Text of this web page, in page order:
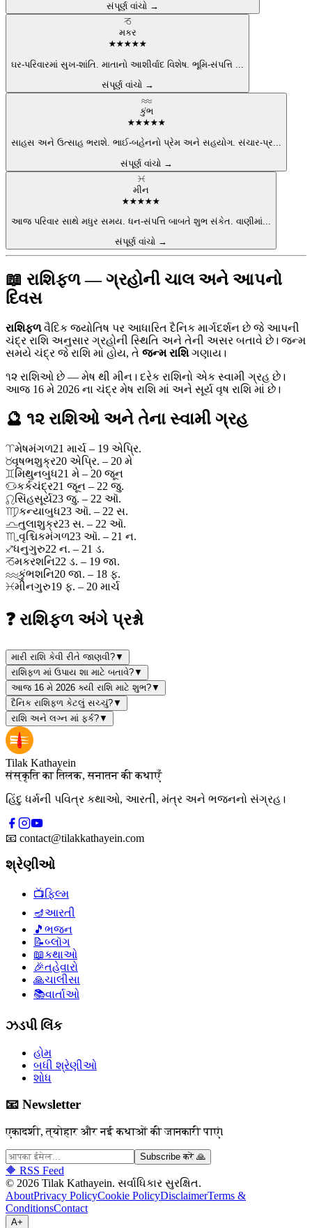
સંપૂર્ણ વાંચો →
♑
મકર
★★★★★
ઘર-પરિવારમાં સુખ-શાંતિ. માતાનો આશીર્વાદ વિશેષ. ભૂમિ-સંપત્તિ
સંપૂર્ણ વાંચો →
♒
કુંભ
★★★★★
સાહસ અને ઉત્સાહ ભરાશે. ભાઈ-બહેનનો પ્રેમ અને સહયોગ. સંચાર-પ્ર...
સંપૂર્ણ વાંચો →
♓
મીન
★★★★★
આજ પરિવાર સાથે મધુર સમય. ધન-સંપત્તિ બાબતે શુભ સંકેત. વાણીમાં
સંપૂર્ણ વાંચો →
📖 રાશિફળ — ગ્રહોની ચાલ અને આપનો
દિવસ
રાશિફળવૈદિક જ્યોતિષ પર આધારિત દૈનિક માર્ગદર્શન છે જે આપની
ચંદ્ર રાશિ અનુસાર ગ્રહોની સ્થિતિ અને તેની અસર બતાવે છે। જન્મ
સમયે ચંદ્ર જે રાશિ માં હોય, તે જન્મ રાશિગણાય।
૧૨ રાશિઓ છે — મેષ થી મીન। દરેક રાશિનો એક સ્વામી ગ્રહ છે।
આજ 16 મે 2026 ના ચંદ્ર મેષ રાશિ માં અને સૂર્ય વૃષ રાશિ માં છે।
🔮 ૧૨ રાશિઓ અને તેના સ્વામી ગ્રહ
♈મેષમંગળ21 માર્ચ – 19 એપ્રિ.
♉વૃષભશુક્ર20 એપ્રિ. – 20 મે
♊મિથુનબુધ21 મે – 20 જૂન
♋કર્કચંદ્ર21 જૂન – 22 જુ.
♌સિંહસૂર્ય23 જુ. – 22 ઑ.
♍કન્યાબુધ23 ઑ. – 22 સ.
♎તુલાશુક્ર23 સ. – 22 ઑ.
♏ વૃશ્ચિકમંગળ23 ઑ. – 21 ન.
♐ધનુગુરુ22 ન. – 21 ડ.
♑મકરશનિ22 ડ. – 19 જા.
♒કુંભશનિ20 જા. – 18 ફ.
♓મીનગુરુ19 ફ. – 20 માર્ચ
❓ રાશિફળ અંગે પ્રશ્નો
મારી રાશિ કેવી રીતે જાણવી?▼
રાશિફળ માં ઉપાય શા માટે બતાવે?▼
આજ 16 મે 2026 ક્યી રાશિ માટે શુભ?▼
દૈનિક રાશિફળ કેટલું સચ્ચું?▼
રાશિ અને લગ્ન માં ફર્ક?▼
Tilak Kathayein
संस्कृति का तिलक, सनातन की कथाएँ
હિંદુ ધર્મની પવિત્ર કથાઓ, આરતી, મંત્ર અને ભજનનો સંગ્રહ।
📧 contact@tilakkathayein.com
શ્રેણીઓ
📺ફિલ્મ
🪔આરતી
🎵 ભજન
📝બ્લૉગ
📖કથાઓ
🎉તહેવારો
🙏ચાલીસા
📚વાર્તાઓ
ઝડપી લિંક
હોમ
બધી શ્રેણીઓ
શોધ
📧 Newsletter
एकादशी, त्योहार और नई कथाओं की जानकारी पाएं।
Subscribe करें 🙏
🔶 RSS Feed
© 2026 Tilak Kathayein. સર્વાધિકાર સુરક્ષિત.
AboutPrivacy PolicyCookie PolicyDisclaimerTerms &
ConditionsContact
A+